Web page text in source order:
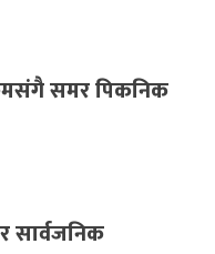
समर पिकनिक
सार्वजनिक